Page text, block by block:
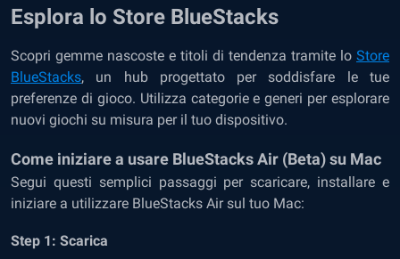
Esplora lo Store BlueStacks
Scopri gemme nascoste e titoli di tendenza tramite lo Store
BlueStacks, un hub progettato per soddisfare le tue
preferenze di gioco. Utilizza categorie e generi per esplorare
nuovi giochi su misura per il tuo dispositivo.
Come iniziare a usare BlueStacks Air (Beta) su Mac
Segui questi semplici passaggi per scaricare, installare e
iniziare a utilizzare BlueStacks Air sul tuo Mac:
Step 1: Scarica